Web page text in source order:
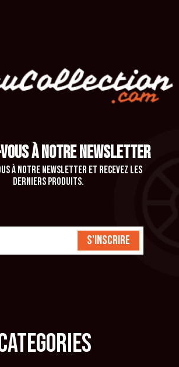
À NOTRE NEWSLETTER
à notre newsletter et recevez les
derniers produits.
S'inscrire